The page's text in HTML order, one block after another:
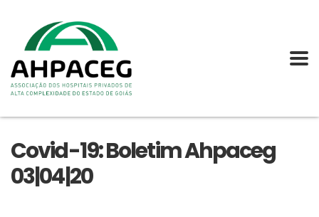
Covid-19: Boletim Ahpaceg
03|04|20